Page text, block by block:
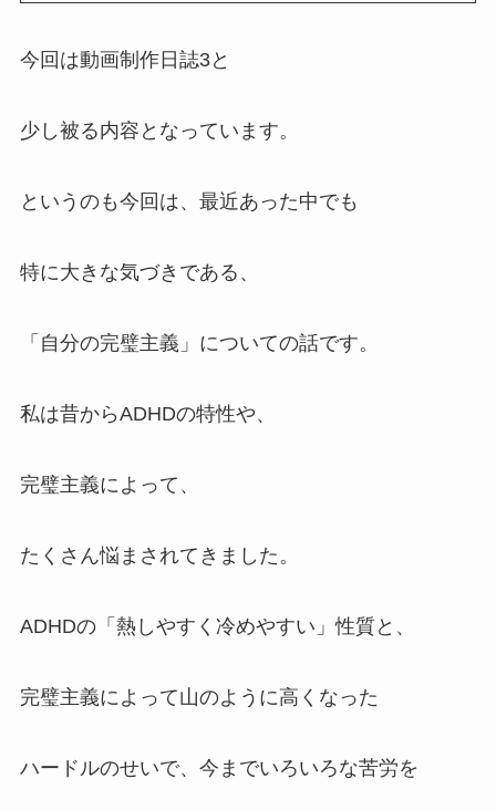
今回は動画制作日誌3と
少し被る内容となっています。
というのも今回は、最近あった中でも
特に大きな気づきである、
「自分の完璧主義」についての話です。
私は昔からADHDの特性や、
完璧主義によって、
たくさん悩まされてきました。
ADHDの「熱しやすく冷めやすい」性質と、
完璧主義によって山のように高くなった
ハードルのせいで、今までいろいろな苦労を